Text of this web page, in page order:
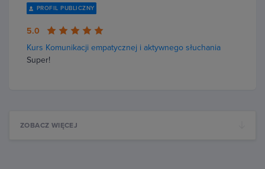
PROFIL PUBLICZNY
5.0
Kurs Komunikacji empatycznej i aktywnego słuchania
Super!
ZOBACZ WIĘCEJ